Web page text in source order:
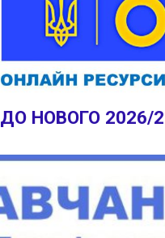
ДО НОВОГО 2026/